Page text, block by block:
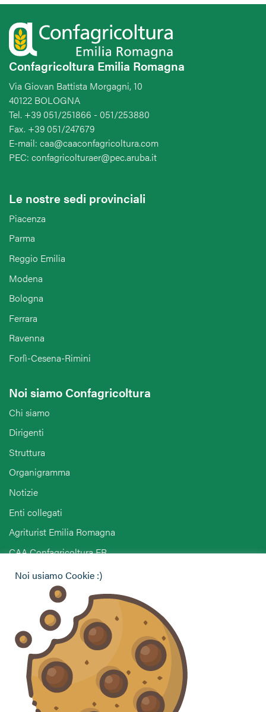
Confagricoltura Emilia Romagna
Via Giovan Battista Morgagni, 10
40122 BOLOGNA
Tel. +39 051/251866 - 051/253880
Fax. +39 051/247679
E-mail: caa@caaconfagricoltura.com
PEC: confagricolturaer@pec.aruba.it
Le nostre sedi provinciali
Piacenza
Parma
Reggio Emilia
Modena
Bologna
Ferrara
Ravenna
Forlì-Cesena-Rimini
Noi siamo Confagricoltura
Chi siamo
Dirigenti
Struttura
Organigramma
Notizie
Enti collegati
Agriturist Emilia Romagna
CAA Confagricoltura ER
Hai bisogno di informazioni?
Vuoi contattarci per ricevere assistenza, lasciare un
commento o chiedere informazioni?
CONTATTACI
Seguici sui social
Noi usiamo Cookie :)